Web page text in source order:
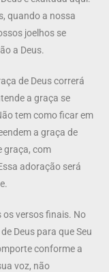
quando a nossa
joelhos se
a Deus.
de Deus correrá
a graça se
tem como ficar em
a graça de
graça, com
adoração será
os versos finais. No
Deus para que Seu
conforme a
voz, não